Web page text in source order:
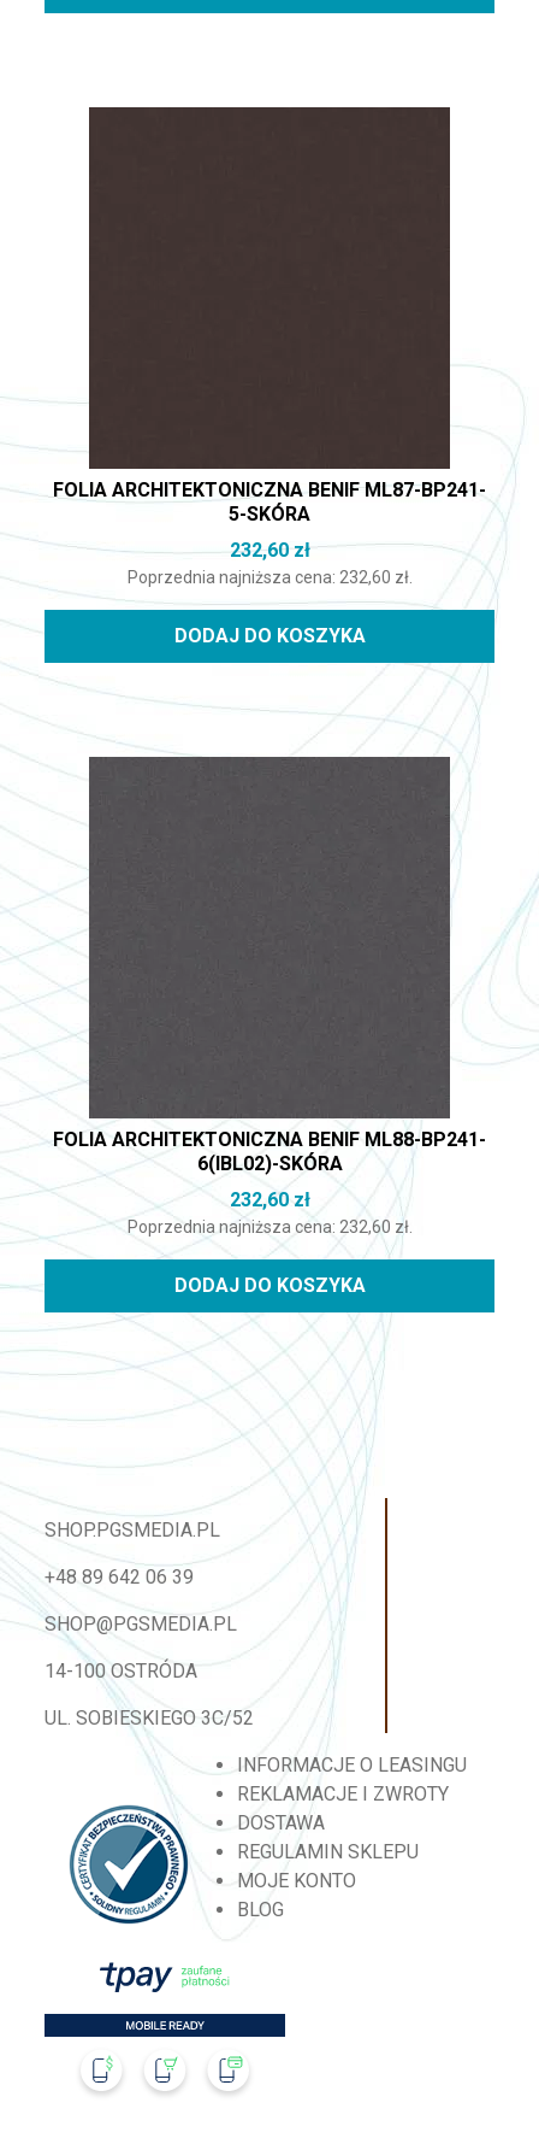
FOLIA ARCHITEKTONICZNA BENIF ML87-BP241-
5-SKÓRA
232,60 zł
Poprzednia najniższa cena: 232,60 zł.
DODAJ DO KOSZYKA
FOLIA ARCHITEKTONICZNA BENIF ML88-BP241-
6(IBL02)-SKÓRA
232,60 zł
Poprzednia najniższa cena: 232,60 zł.
DODAJ DO KOSZYKA
SHOP.PGSMEDIA.PL
+48 89 642 06 39
SHOP@PGSMEDIA.PL
14-100 OSTRÓDA
UL. SOBIESKIEGO 3C/52
INFORMACJE O LEASINGU
REKLAMACJE I ZWROTY
DOSTAWA
REGULAMIN SKLEPU
MOJE KONTO
BLOG